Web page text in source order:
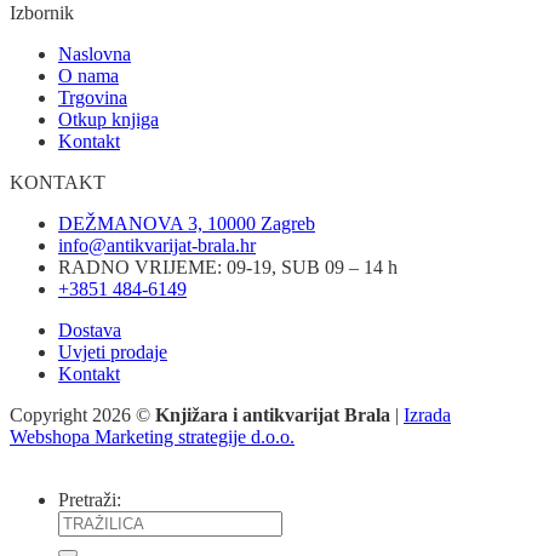
Izbornik
Naslovna
O nama
Trgovina
Otkup knjiga
Kontakt
KONTAKT
DEŽMANOVA 3, 10000 Zagreb
info@antikvarijat-brala.hr
RADNO VRIJEME: 09-19, SUB 09 – 14 h
+3851 484-6149
Dostava
Uvjeti prodaje
Kontakt
Copyright 2026 © Knjižara i antikvarijat Brala | Izrada
Webshopa Marketing strategije d.o.o.
Pretraži: